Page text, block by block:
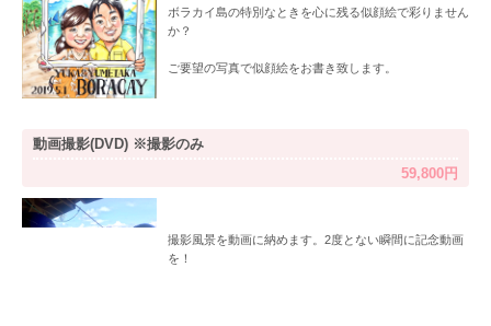
ボラカイ島の特別なときを心に残る似顔絵で彩りません
か？
ご要望の写真で似顔絵をお書き致します。
動画撮影(DVD) ※撮影のみ
59,800円
撮影風景を動画に納めます。2度とない瞬間に記念動画
を！